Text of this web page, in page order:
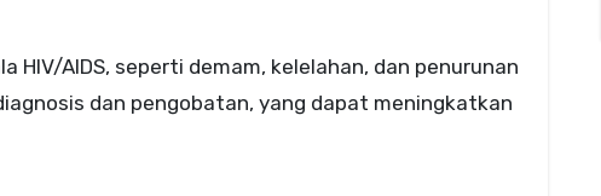
HIV/AIDS, seperti demam, kelelahan, dan penurunan
dan pengobatan, yang dapat meningkatkan